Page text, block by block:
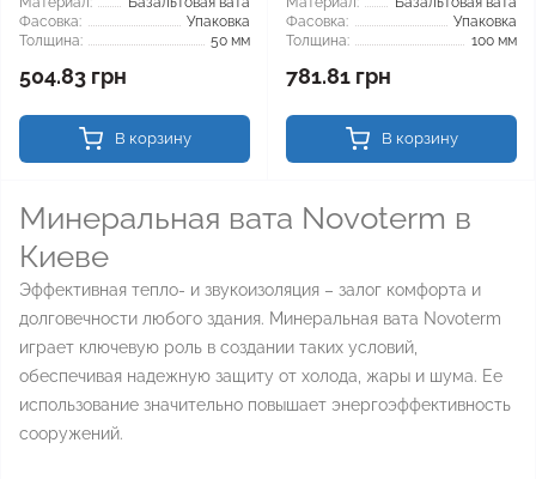
Фасовка:
Упаковка
Толщина:
50 мм
504.83 грн
В корзину
Фасовка:
Упаковка
Толщина:
100 мм
781.81 грн
В корзину
Минеральная вата Novoterm в
Киеве
Эффективная тепло- и звукоизоляция – залог комфорта и
долговечности любого здания. Минеральная вата Novoterm
играет ключевую роль в создании таких условий,
обеспечивая надежную защиту от холода, жары и шума. Ее
использование значительно повышает энергоэффективность
сооружений.